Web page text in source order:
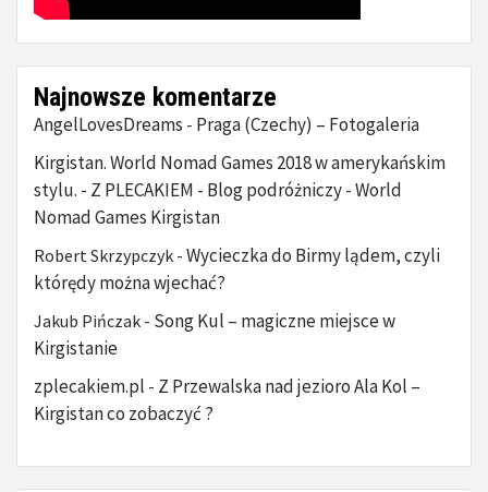
Najnowsze komentarze
AngelLovesDreams - Praga (Czechy) – Fotogaleria
Kirgistan. World Nomad Games 2018 w amerykańskim
stylu. - Z PLECAKIEM - Blog podróżniczy - World
Nomad Games Kirgistan
Robert Skrzypczyk - Wycieczka do Birmy lądem, czyli
którędy można wjechać?
Jakub Pińczak - Song Kul – magiczne miejsce w
Kirgistanie
zplecakiem.pl - Z Przewalska nad jezioro Ala Kol –
Kirgistan co zobaczyć ?